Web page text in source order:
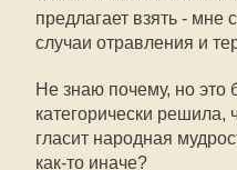
предлагает взять - мне
случаи отравления и
Не знаю почему, но это
категорически решила,
гласит народная
как-то иначе?